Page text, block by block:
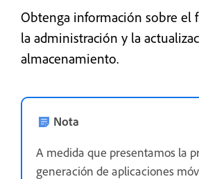
Obtenga información sobre el
la administración y la
almacenamiento.
Nota
A medida que presentamos la
generación de aplicaciones